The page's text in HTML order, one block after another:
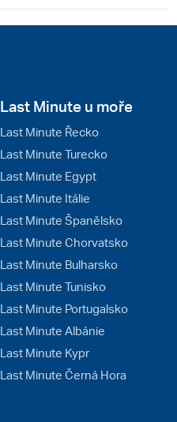
Last Minute u moře
Last Minute Řecko
Last Minute Turecko
Last Minute Egypt
Last Minute Itálie
Last Minute Španělsko
Last Minute Chorvatsko
Last Minute Bulharsko
Last Minute Tunisko
Last Minute Portugalsko
Last Minute Albánie
Last Minute Kypr
Last Minute Černá Hora